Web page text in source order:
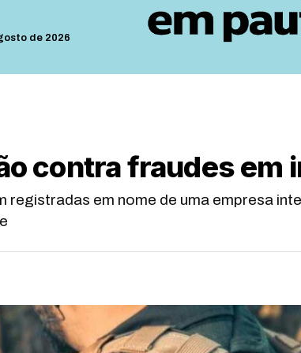
de 2026
contra fraudes em
registradas em nome de uma empresa